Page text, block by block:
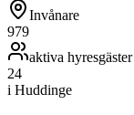
Invånare
979
aktiva
24
i Huddinge